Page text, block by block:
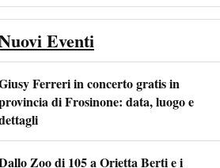
Eventi
Ferreri in concerto gratis in
di Frosinone: data, luogo e
Zoo di 105 a Orietta Berti e i